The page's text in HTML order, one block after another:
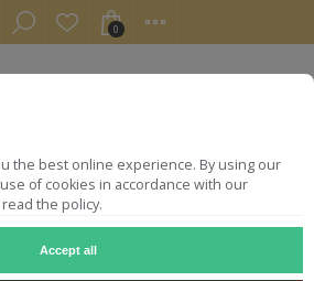
the best online experience. By using our
of cookies in accordance with our
the policy.
Accept all
0